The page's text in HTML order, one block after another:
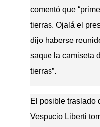
comentó que
tierras. Ojalá el
dijo haberse
saque la camiseta
tierras”.
El posible traslado
Vespucio Liberti